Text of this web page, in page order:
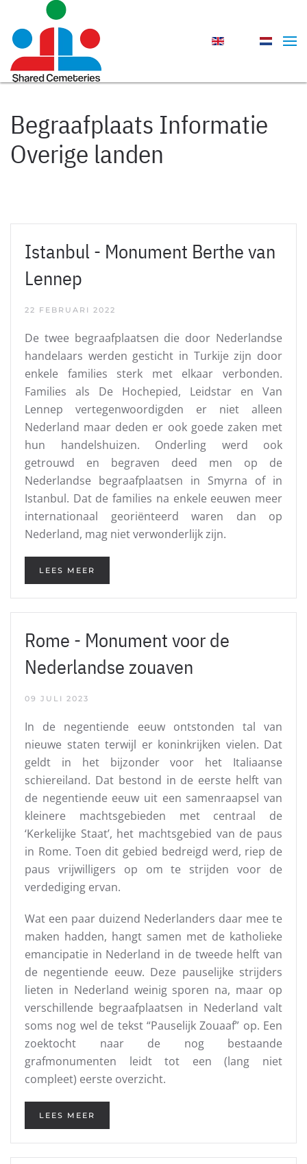
Skip to main content
Begraafplaats Informatie
Overige landen
Istanbul - Monument Berthe van
Lennep
22 FEBRUARI 2022
De twee begraafplaatsen die door Nederlandse
handelaars werden gesticht in Turkije zijn door
enkele families sterk met elkaar verbonden.
Families als De Hochepied, Leidstar en Van
Lennep vertegenwoordigden er niet alleen
Nederland maar deden er ook goede zaken met
hun handelshuizen. Onderling werd ook
getrouwd en begraven deed men op de
Nederlandse begraafplaatsen in Smyrna of in
Istanbul. Dat de families na enkele eeuwen meer
internationaal georiënteerd waren dan op
Nederland, mag niet verwonderlijk zijn.
LEES MEER
Rome - Monument voor de
Nederlandse zouaven
09 JULI 2023
In de negentiende eeuw ontstonden tal van
nieuwe staten terwijl er koninkrijken vielen. Dat
geldt in het bijzonder voor het Italiaanse
schiereiland. Dat bestond in de eerste helft van
de negentiende eeuw uit een samenraapsel van
kleinere machtsgebieden met centraal de
‘Kerkelijke Staat’, het machtsgebied van de paus
in Rome. Toen dit gebied bedreigd werd, riep de
paus vrijwilligers op om te strijden voor de
verdediging ervan.
Wat een paar duizend Nederlanders daar mee te
maken hadden, hangt samen met de katholieke
emancipatie in Nederland in de tweede helft van
de negentiende eeuw. Deze pauselijke strijders
lieten in Nederland weinig sporen na, maar op
verschillende begraafplaatsen in Nederland valt
soms nog wel de tekst “Pauselijk Zouaaf” op. Een
zoektocht naar de nog bestaande
grafmonumenten leidt tot een (lang niet
compleet) eerste overzicht.
LEES MEER